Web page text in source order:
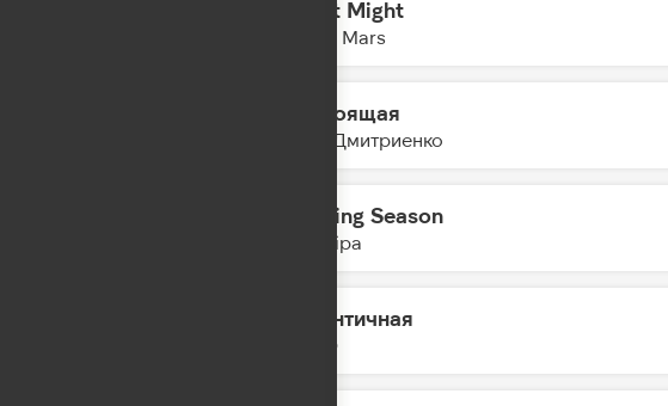
I Just Might
Bruno Mars
Настоящая
Ваня Дмитриенко
Training Season
Dua Lipa
Аутентичная
LYRIQ